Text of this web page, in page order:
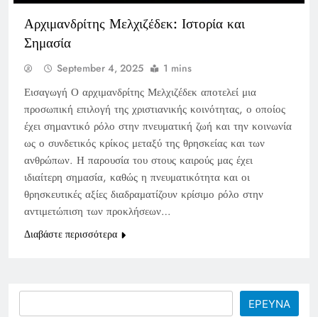
Αρχιμανδρίτης Μελχιζέδεκ: Ιστορία και
Σημασία
September 4, 2025 1 mins
Εισαγωγή Ο αρχιμανδρίτης Μελχιζέδεκ αποτελεί μια
προσωπική επιλογή της χριστιανικής κοινότητας, ο οποίος
έχει σημαντικό ρόλο στην πνευματική ζωή και την κοινωνία
ως ο συνδετικός κρίκος μεταξύ της θρησκείας και των
ανθρώπων. Η παρουσία του στους καιρούς μας έχει
ιδιαίτερη σημασία, καθώς η πνευματικότητα και οι
θρησκευτικές αξίες διαδραματίζουν κρίσιμο ρόλο στην
αντιμετώπιση των προκλήσεων…
Διαβάστε περισσότερα
ΕΡΕΥΝΑ